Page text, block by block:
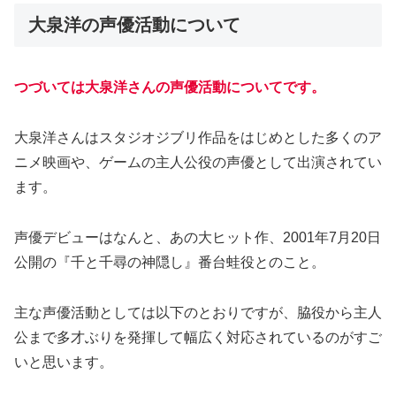
ニメ映画や、ゲームの主人公役の声優として出演されてい
ます。
公開の『千と千尋の神隠し』番台蛙役とのこと。
公まで多才ぶりを発揮して幅広く対応されているのがすご
いと思います。